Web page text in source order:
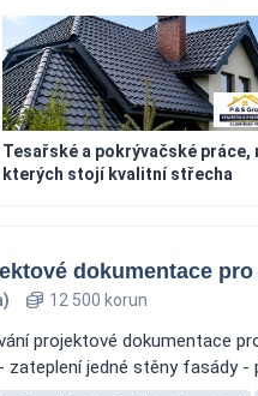
Tesařské a pokrývačské práce,
kterých stojí kvalitní střecha
dokumentace
12 500 korun
projektové dokumentace
jedné stěny fasády -